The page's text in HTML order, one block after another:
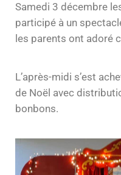
Samedi 3 décembre
participé à un
les parents ont adoré
L’après-midi s’est
de Noël avec
bonbons.